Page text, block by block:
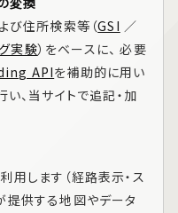
び住所検索等（GSI ／
実験）をベースに、 必要
APIを補助的に用い
、当サイトで追記・加
用します（経路表示・ス
提供する地図やデータ